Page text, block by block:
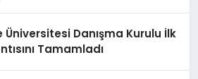
Üniversitesi Danışma Kurulu İlk
Tamamladı